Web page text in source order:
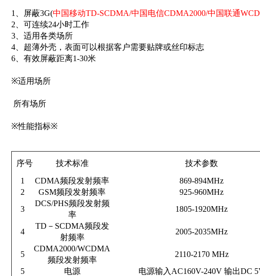
1 、屏蔽3G(中国移动TD-SCDMA/中国电信CDMA2000/中国联通
2 、可连续24小时工作
3 、适用各类场所
4 、超薄外壳，表面可以根据客户需要贴牌或丝印标志
6 、有效屏蔽距离1-30米
※适用场所
所有场所
※性能指标※
序号 技术标准
技术参数
1
CDMA频段发射频率
869-894MHz
2
GSM频段发射频率
925-960MHz
3
DCS/PHS频段发射频
率
1805-1920MHz
4
TD － SCDMA频段发
射频率
2005-2035MHz
5
CDMA2000/WCDMA
频段发射频率
2110-2170 MHz
5
电源 电源输入 AC160V-240V 输出DC